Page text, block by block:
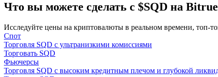
Что вы можете сделать с $SQD на Bitrue
Исследуйте цены на криптовалюты в реальном времени, топ-
Спот
Торговля SQD с ультранизкими комиссиями
Торговать SQD
Фьючерсы
Торговля SQD с высоким кредитным плечом и глубокой